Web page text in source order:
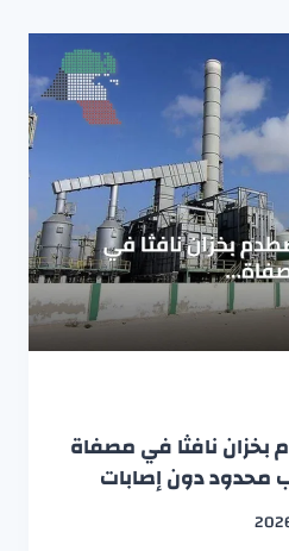
نافثا في مصفاة
محدود دون إصابات